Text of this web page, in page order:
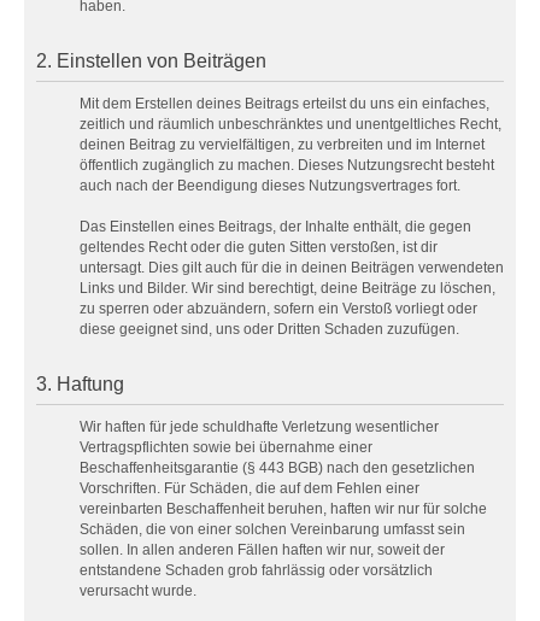
haben.
2. Einstellen von Beiträgen
Mit dem Erstellen deines Beitrags erteilst du uns ein einfaches,
zeitlich und räumlich unbeschränktes und unentgeltliches Recht,
deinen Beitrag zu vervielfältigen, zu verbreiten und im Internet
öffentlich zugänglich zu machen. Dieses Nutzungsrecht besteht
auch nach der Beendigung dieses Nutzungsvertrages fort.
Das Einstellen eines Beitrags, der Inhalte enthält, die gegen
geltendes Recht oder die guten Sitten verstoßen, ist dir
untersagt. Dies gilt auch für die in deinen Beiträgen verwendeten
Links und Bilder. Wir sind berechtigt, deine Beiträge zu löschen,
zu sperren oder abzuändern, sofern ein Verstoß vorliegt oder
diese geeignet sind, uns oder Dritten Schaden zuzufügen.
3. Haftung
Wir haften für jede schuldhafte Verletzung wesentlicher
Vertragspflichten sowie bei übernahme einer
Beschaffenheitsgarantie (§ 443 BGB) nach den gesetzlichen
Vorschriften. Für Schäden, die auf dem Fehlen einer
vereinbarten Beschaffenheit beruhen, haften wir nur für solche
Schäden, die von einer solchen Vereinbarung umfasst sein
sollen. In allen anderen Fällen haften wir nur, soweit der
entstandene Schaden grob fahrlässig oder vorsätzlich
verursacht wurde.